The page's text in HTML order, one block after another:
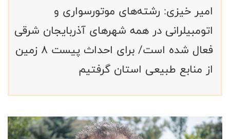
امیر خیزی: رشته‌های موتورسواری و
اتومبیلرانی در همه شهرهای آذربایجان شرقی
فعال شده است/ برای احداث پیست ۸ زمین
از منابع طبیعی استان گرفتیم